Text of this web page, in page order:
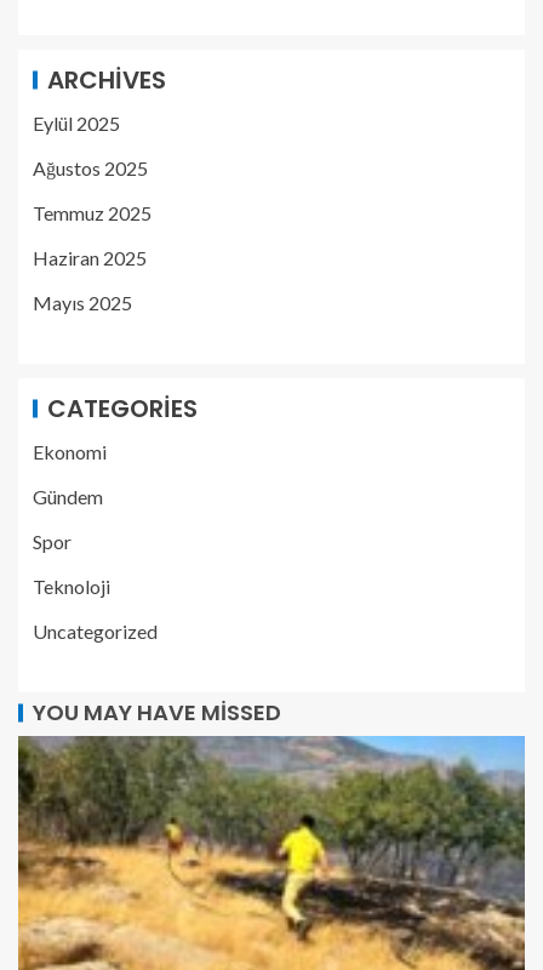
ARCHIVES
Eylül 2025
Ağustos 2025
Temmuz 2025
Haziran 2025
Mayıs 2025
CATEGORIES
Ekonomi
Gündem
Spor
Teknoloji
Uncategorized
YOU MAY HAVE MISSED